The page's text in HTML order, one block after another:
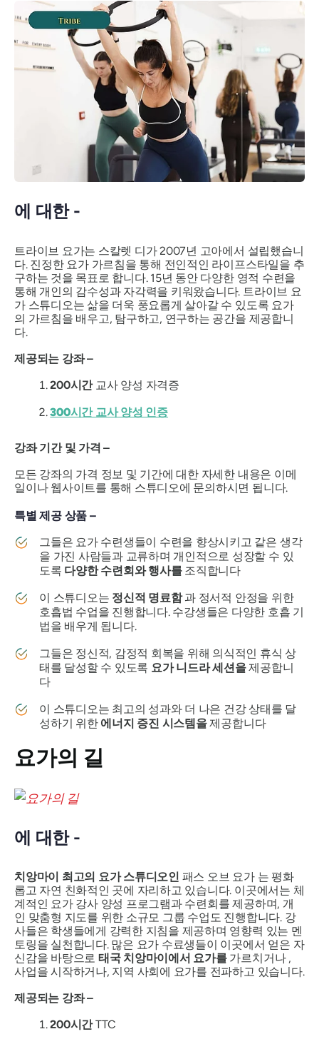
에 대한 -
트라이브 요가는 스칼렛 디가 2007년 고아에서 설립했습니
다. 진정한 요가 가르침을 통해 전인적인 라이프스타일을 추
구하는 것을 목표로 합니다. 15년 동안 다양한 영적 수련을
통해 개인의 감수성과 자각력을 키워왔습니다. 트라이브 요
가 스튜디오는 삶을 더욱 풍요롭게 살아갈 수 있도록 요가
의 가르침을 배우고, 탐구하고, 연구하는 공간을 제공합니
다.
제공되는 강좌 –
200시간교사 양성 자격증
300시간 교사 양성 인증
강좌 기간 및 가격 –
모든 강좌의 가격 정보 및 기간에 대한 자세한 내용은 이메
일이나 웹사이트를 통해 스튜디오에 문의하시면 됩니다.
특별 제공 상품 –
그들은 요가 수련생들이 수련을 향상시키고 같은 생각
을 가진 사람들과 교류하며 개인적으로 성장할 수 있
도록 다양한 수련회와 행사를조직합니다
이 스튜디오는 정신적 명료함과 정서적 안정을 위한
호흡법 수업을 진행합니다. 수강생들은 다양한 호흡 기
법을 배우게 됩니다.
그들은 정신적, 감정적 회복을 위해 의식적인 휴식 상
태를 달성할 수 있도록 요가 니드라 세션을제공합니
다
이 스튜디오는 최고의 성과와 더 나은 건강 상태를 달
성하기 위한 에너지 증진 시스템을제공합니다
요가의 길
에 대한 -
치앙마이 최고의 요가 스튜디오인 패스 오브 요가 는 평화
롭고 자연 친화적인 곳에 자리하고 있습니다. 이곳에서는 체
계적인 요가 강사 양성 프로그램과 수련회를 제공하며, 개
인 맞춤형 지도를 위한 소규모 그룹 수업도 진행합니다. 강
사들은 학생들에게 강력한 지침을 제공하며 영향력 있는 멘
토링을 실천합니다. 많은 요가 수료생들이 이곳에서 얻은 자
신감을 바탕으로 태국 치앙마이에서 요가를가르치거나 ,
사업을 시작하거나, 지역 사회에 요가를 전파하고 있습니다.
제공되는 강좌 –
200시간TTC